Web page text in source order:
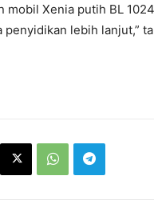
mobil Xenia putih BL
lebih lanjut,”